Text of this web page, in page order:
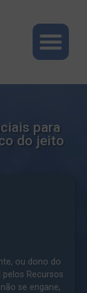
para
do jeito
ou dono do
Recursos
se engane,